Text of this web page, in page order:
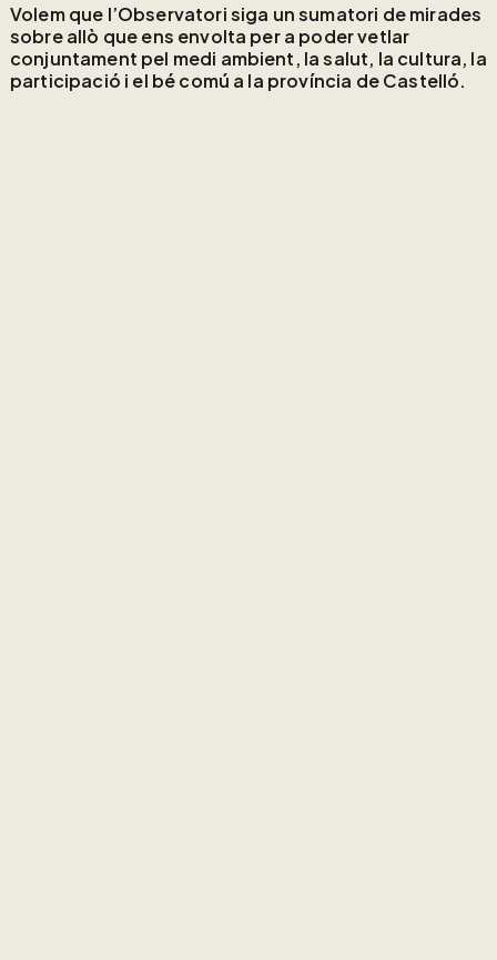
Volem que l’Observatori siga un sumatori de mirades
sobre allò que ens envolta per a poder vetlar
conjuntament pel medi ambient, la salut, la cultura, la
participació i el bé comú a la província de Castelló.